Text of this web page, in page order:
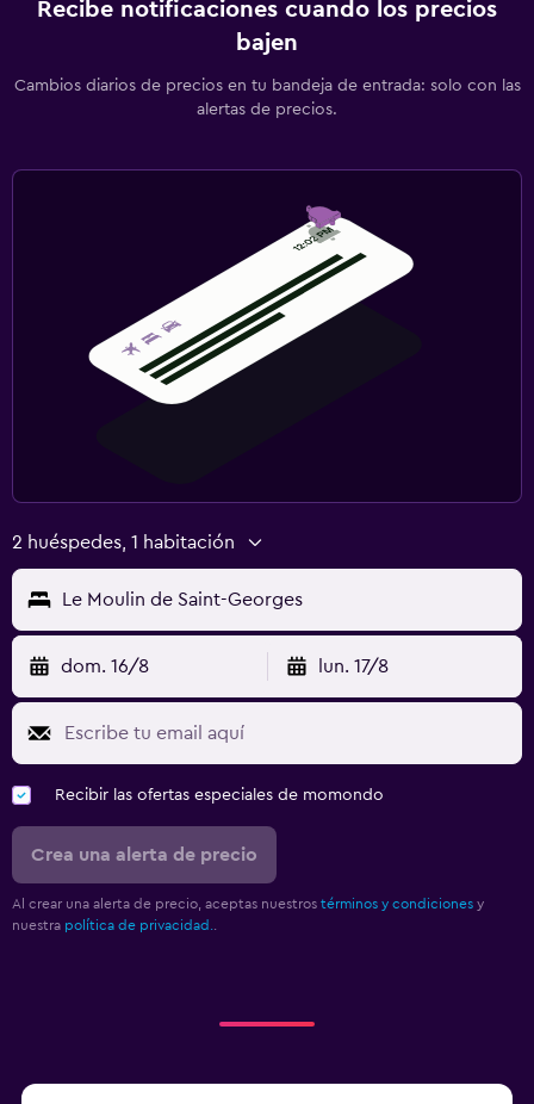
Recibe notificaciones cuando los precios
bajen
Cambios diarios de precios en tu bandeja de entrada: solo con las
alertas de precios.
2 huéspedes, 1 habitación
Le Moulin de Saint-Georges
dom. 16/8 lun. 17/8
Recibir las ofertas especiales de momondo
Crea una alerta de precio
Al crear una alerta de precio, aceptas nuestros términos y condiciones y
nuestra política de privacidad.